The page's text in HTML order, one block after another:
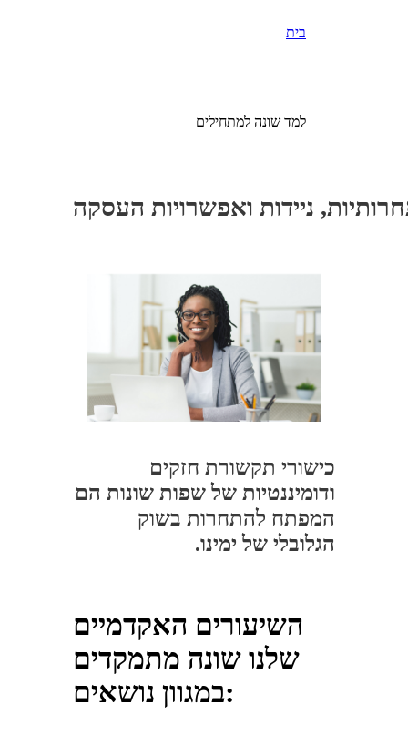
בית
למד שונה למתחילים
ניידות ואפשרויות העסקה
כישורי תקשורת חזקים
ודומיננטיות של שפות שונות הם
המפתח להתחרות בשוק
הגלובלי של ימינו.
השיעורים האקדמיים
שלנו שונה מתמקדים
במגוון נושאים: